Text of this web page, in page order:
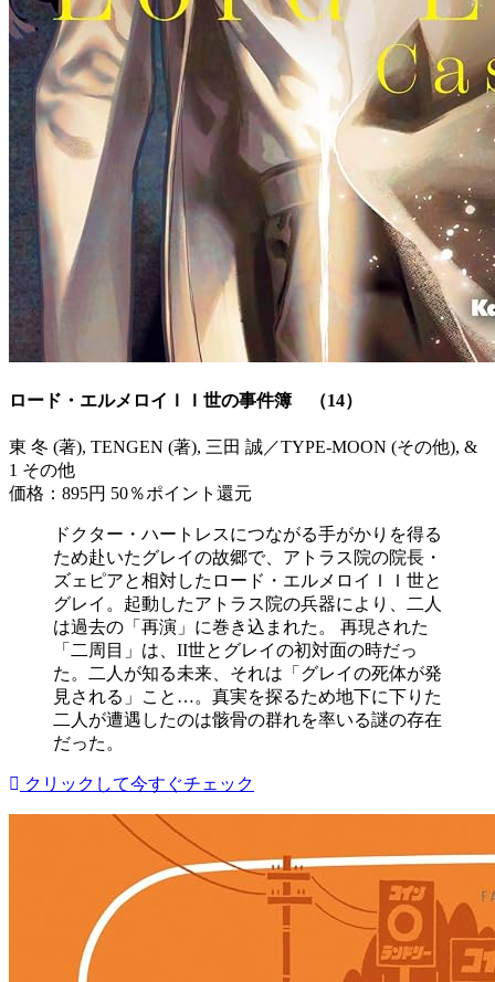
ロード・エルメロイＩＩ世の事件簿 （14）
東 冬 (著), TENGEN (著), 三田 誠／TYPE-MOON (その他), &
1 その他
価格：895円 50％ポイント還元
ドクター・ハートレスにつながる手がかりを得る
ため赴いたグレイの故郷で、アトラス院の院長・
ズェピアと相対したロード・エルメロイＩＩ世と
グレイ。起動したアトラス院の兵器により、二人
は過去の「再演」に巻き込まれた。 再現された
「二周目」は、II世とグレイの初対面の時だっ
た。二人が知る未来、それは「グレイの死体が発
見される」こと…。真実を探るため地下に下りた
二人が遭遇したのは骸骨の群れを率いる謎の存在
だった。
クリックして今すぐチェック